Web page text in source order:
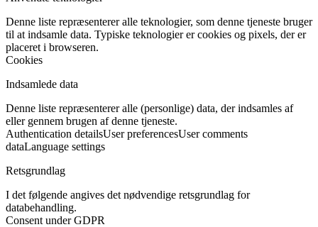
Denne liste repræsenterer alle teknologier, som denne tjeneste bruger
til at indsamle data. Typiske teknologier er cookies og pixels, der er
placeret i browseren.
Cookies
Indsamlede data
Denne liste repræsenterer alle (personlige) data, der indsamles af
eller gennem brugen af denne tjeneste.
Authentication detailsUser preferencesUser comments
dataLanguage settings
Retsgrundlag
I det følgende angives det nødvendige retsgrundlag for
databehandling.
Consent under GDPR